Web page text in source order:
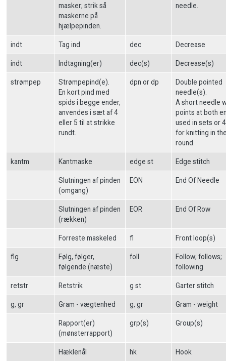
masker; strik så
maskerne på
hjælpepinden.
needle.
indt Tag ind dec Decrease
indt Indtagning(er) dec(s) Decrease(s)
strømpep
Strømpepind(e).
En kort pind med
spids i begge ender,
anvendes i sæt af 4
eller 5 til at strikke
rundt.
dpn or dp
Double pointed
needle(s).
A short needle
points at both
used in sets or
for knitting in
round.
kantm Kantmaske edge st Edge stitch
Slutningen af pinden
(omgang)
EON End Of Needle
Slutningen af pinden
(rækken)
EOR End Of Row
Forreste maskeled fl Front loop(s)
flg
Følg, følger,
følgende (næste)
foll
Follow; follows;
following
retstr Retstrik g st Garter stitch
g, gr Gram - vægtenhed g, gr Gram - weight
Rapport(er)
(mønsterrapport)
grp(s) Group(s)
Hæklenål hk Hook